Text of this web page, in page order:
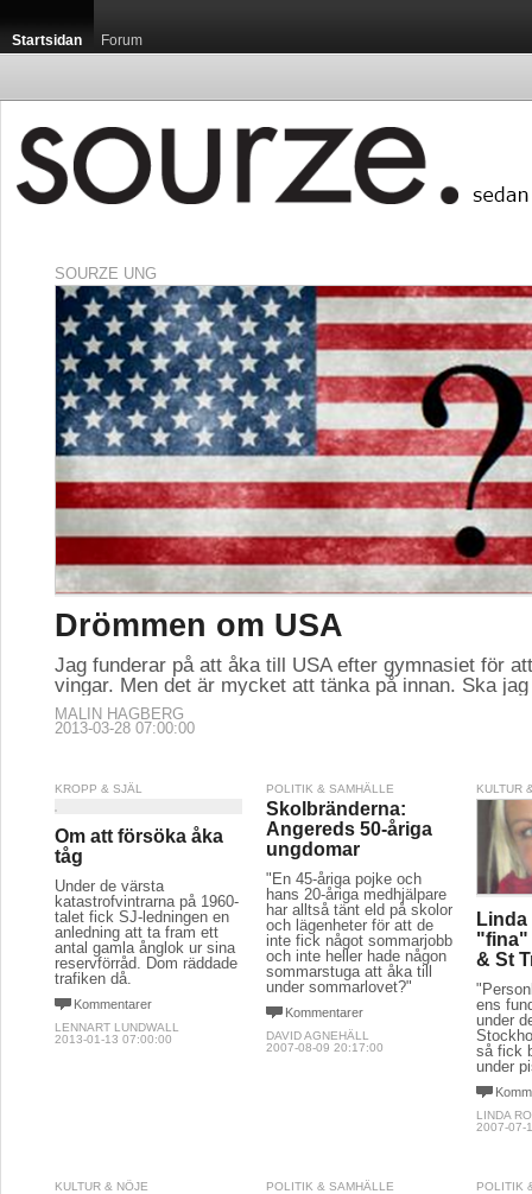
Startsidan Forum
SOURZE UNG
Drömmen om USA
Jag funderar på att åka till USA efter gymnasiet för
vingar. Men det är mycket att tänka på innan. Ska
MALIN HAGBERG
2013-03-28 07:00:00
KROPP & SJÄL
Om att försöka åka
tåg
Under de värsta
katastrofvintrarna på 1960-
talet fick SJ-ledningen en
anledning att ta fram ett
antal gamla ånglok ur sina
reservförråd. Dom räddade
trafiken då.
Kommentarer
LENNART LUNDWALL
2013-01-13 07:00:00
POLITIK & SAMHÄLLE
Skolbränderna:
Angereds 50-åriga
ungdomar
"En 45-åriga pojke och
hans 20-åriga medhjälpare
har alltså tänt eld på skolor
och lägenheter för att de
inte fick något sommarjobb
och inte heller hade någon
sommarstuga att åka till
under sommarlovet?"
Kommentarer
DAVID AGNEHÄLL
2007-08-09 20:17:00
KULTUR
"fina"
& St
ens
under
så fick
under
LINDA
2007-07-
KULTUR & NÖJE POLITIK & SAMHÄLLE POLITIK